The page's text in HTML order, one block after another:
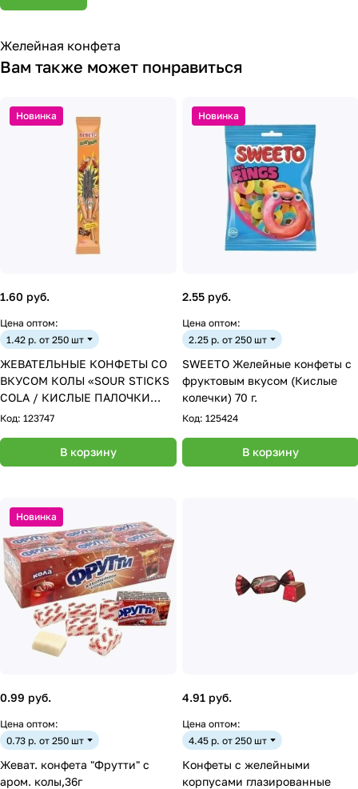
Желейная конфета
Вам также может понравиться
Новинка
1.60 руб.
Цена оптом:
1.42 р. от 250 шт
ЖЕВАТЕЛЬНЫЕ КОНФЕТЫ СО
ВКУСОМ КОЛЫ «SOUR STICKS
COLA / КИСЛЫЕ ПАЛОЧКИ
КОЛА» 30г
Код: 123747
В корзину
Новинка
2.55 руб.
Цена оптом:
2.25 р. от 250 шт
SWEETO Желейные конфеты с
фруктовым вкусом (Кислые
колечки) 70 г.
Код: 125424
В корзину
Новинка
0.99 руб.
Цена оптом:
0.73 р. от 250 шт
Жеват. конфета "Фрутти" с
аром. колы,36г
4.91 руб.
Цена оптом:
4.45 р. от 250 шт
Конфеты с желейными
корпусами глазированные